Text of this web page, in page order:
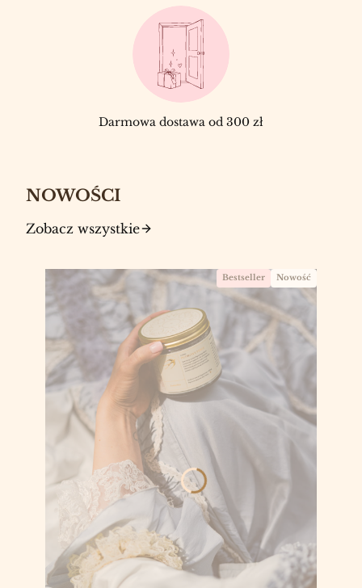
Darmowa dostawa od 300 zł
NOWOŚCI
Zobacz wszystkie
Bestseller Nowość